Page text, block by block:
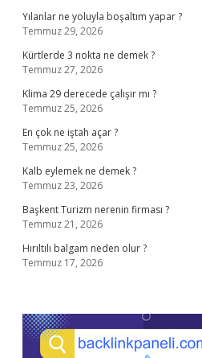
Yılanlar ne yoluyla boşaltım yapar ?
Temmuz 29, 2026
Kürtlerde 3 nokta ne demek ?
Temmuz 27, 2026
Klima 29 derecede çalışır mı ?
Temmuz 25, 2026
En çok ne iştah açar ?
Temmuz 25, 2026
Kalb eylemek ne demek ?
Temmuz 23, 2026
Başkent Turizm nerenin firması ?
Temmuz 21, 2026
Hırıltılı balgam neden olur ?
Temmuz 17, 2026